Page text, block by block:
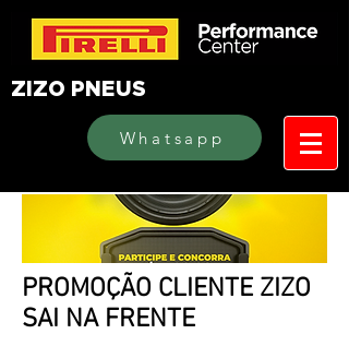
ZIZO PNEUS
Whatsapp
PROMOÇÃO CLIENTE ZIZO
SAI NA FRENTE